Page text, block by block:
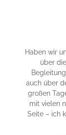
Haben wir
über
auch über
großen
mit vielen
Seite – ich